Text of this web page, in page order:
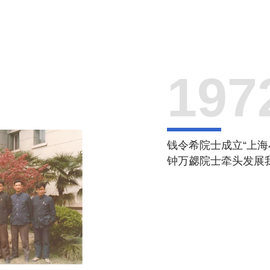
钱令希院士成立“上海
钟万勰院士牵头发展